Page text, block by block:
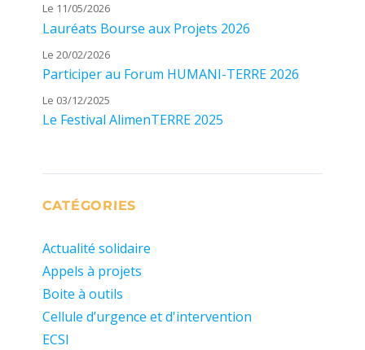
Le 11/05/2026
Lauréats Bourse aux Projets 2026
Le 20/02/2026
Participer au Forum HUMANI-TERRE 2026
Le 03/12/2025
Le Festival AlimenTERRE 2025
CATÉGORIES
Actualité solidaire
Appels à projets
Boite à outils
Cellule d’urgence et d'intervention
ECSI